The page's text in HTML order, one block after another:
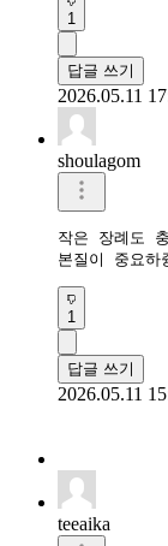
1
답글 쓰기
2026.05.11
shoulagom
작은 장례도
본질이 중요하
1
답글 쓰기
2026.05.11
teeaika